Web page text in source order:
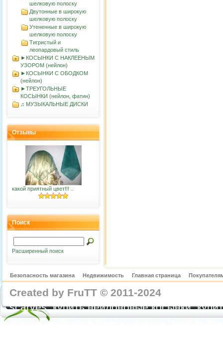
шелковую полоску
Двутонные в широкую
шелковую полоску
Утененные в широкую
шелковую полоску
Тигристый и
леопардовый стиль
►КОСЫНКИ С НАКЛЕЕНЫМ
УЗОРОМ (нейлон)
►КОСЫНКИ С ОБОДКОМ
(нейлон)
►ТРЕУГОЛЬНЫЕ
КОСЫНКИ (нейлон, фатин)
♫ МУЗЫКАЛЬНЫЕ ДИСКИ
Отзывы
какой приятный цвет!!! ..
Поиск
Расширенный поиск
Безопасность магазина Недвижимость Главная страница
Created by FruTT © 2011-2024
scarves, купить нейлоновые косынки,
купить газовые косынки, купить